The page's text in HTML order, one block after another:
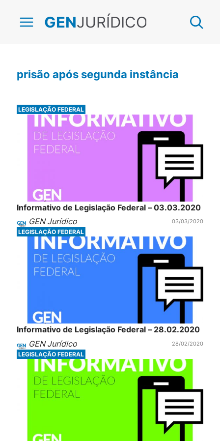
GENJURÍDICO
prisão após segunda instância
LEGISLAÇÃO FEDERAL
Informativo de Legislação Federal – 03.03.2020
GEN Jurídico
03/03/2020
LEGISLAÇÃO FEDERAL
Informativo de Legislação Federal – 28.02.2020
GEN Jurídico
28/02/2020
LEGISLAÇÃO FEDERAL